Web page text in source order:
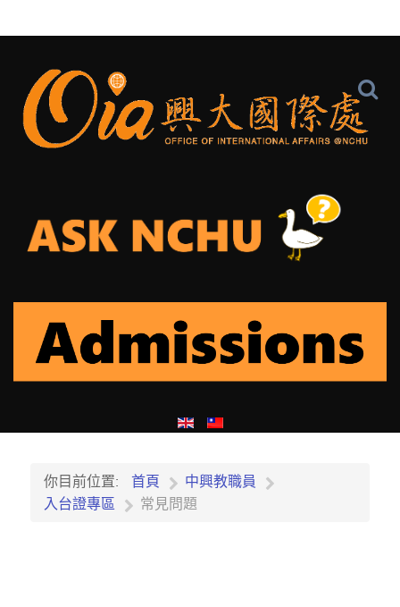
你目前位置: 首頁
中興教職員
入台證專區
常見問題